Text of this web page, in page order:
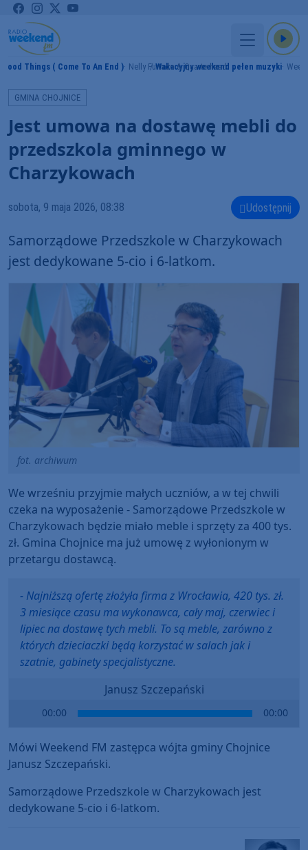
Good Things ( Come To An End ) Nelly Furtado & Quarterhead
Wakacyjny weekend pełen muzyki
GMINA CHOJNICE
Jest umowa na dostawę mebli do
przedszkola gminnego w
Charzykowach
sobota, 9 maja 2026, 08:38 Udostępnij
Samorządowe Przedszkole w Charzykowach
jest dedykowane 5-cio i 6-latkom.
fot. archiwum
We wrześniu przyjmie małych uczniów, a w tej chwili
czeka na wyposażenie - Samorządowe Przedszkole w
Charzykowach będzie miało meble i sprzęty za 400 tys.
zł. Gmina Chojnice ma już umowę z wyłonionym w
przetargu dostawcą.
- Najniższą ofertę złożyła firma z Wrocławia, 420 tys. zł.
3 miesiące czasu ma wykonawca, cały maj, czerwiec i
lipiec na dostawę tych mebli. To są meble, zarówno z
których dzieciaczki będą korzystać w salach jak i
szatnie, gabinety specjalistyczne.
Janusz Szczepański
00:00 00:00
Mówi Weekend FM zastępca wójta gminy Chojnice
Janusz Szczepański.
Samorządowe Przedszkole w Charzykowach jest
dedykowane 5-cio i 6-latkom.